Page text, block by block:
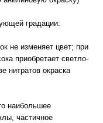
градации:
не изменяет цвет; при
приобретает светло-
нитратов окраска
наибольшее
частичное